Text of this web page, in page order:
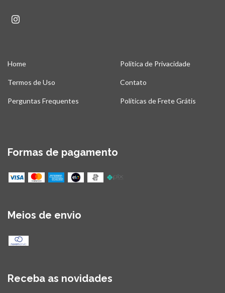
Home Politica de Privacidade
Termos de Uso Contato
Perguntas Frequentes Políticas de Frete Grátis
Formas de pagamento
Meios de envio
Receba as novidades